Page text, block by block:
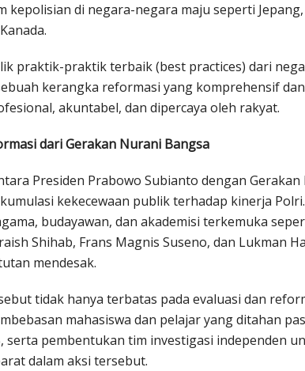
kepolisian di negara-negara maju seperti
praktik-praktik terbaik (best practices) dari
kerangka reformasi yang komprehensif
akuntabel, dan dipercaya oleh rakyat.
dari Gerakan Nurani Bangsa
Presiden Prabowo Subianto dengan
kekecewaan publik terhadap kinerja
budayawan, dan akademisi terkemuka
Shihab, Frans Magnis Suseno, dan Lukman
mendesak.
tidak hanya terbatas pada evaluasi dan
mahasiswa dan pelajar yang ditahan
serta pembentukan tim investigasi independen
dalam aksi tersebut.